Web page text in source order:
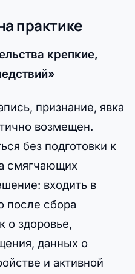
практике
крепкие,
признание, явка
возмещен.
без подготовки к
смягчающих
входить в
после сборa
о здоровье,
данных о
и активной